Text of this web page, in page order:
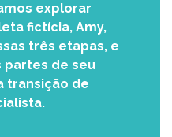
explorar
fictícia, Amy,
três etapas, e
de seu
transição de